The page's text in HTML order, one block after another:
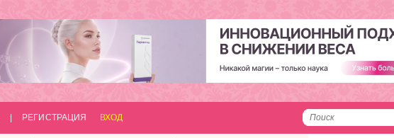
РЕГИСТРАЦИЯ ВХОД